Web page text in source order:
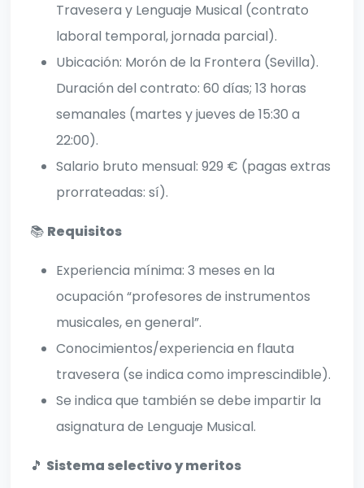
Travesera y Lenguaje Musical (contrato
laboral temporal, jornada parcial).
Ubicación: Morón de la Frontera (Sevilla).
Duración del contrato: 60 días; 13 horas
semanales (martes y jueves de 15:30 a
22:00).
Salario bruto mensual: 929 € (pagas extras
prorrateadas: sí).
📚 Requisitos
Experiencia mínima: 3 meses en la
ocupación “profesores de instrumentos
musicales, en general”.
Conocimientos/experiencia en flauta
travesera (se indica como imprescindible).
Se indica que también se debe impartir la
asignatura de Lenguaje Musical.
🎵 Sistema selectivo y meritos